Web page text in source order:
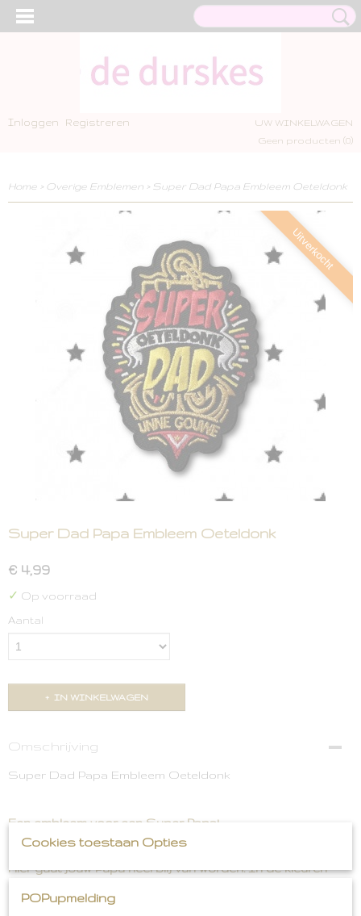
Inloggen Registreren
UW WINKELWAGEN
Geen producten (0)
Home > Overige Emblemen > Super Dad Papa Embleem Oeteldonk
Uitverkocht
Super Dad Papa Embleem Oeteldonk
€ 4,99
✓ Op voorraad
Aantal
IN WINKELWAGEN
Omschrijving
Super Dad Papa Embleem Oeteldonk
Een embleem voor een Super Papa!
Hier gaat jouw Papa heel blij van worden. In de kleuren
Cookies toestaan Opties
POPupmelding